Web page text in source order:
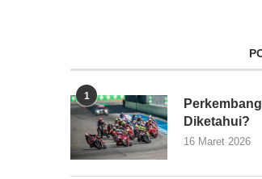
1
Diketahui?
16 Maret 2026